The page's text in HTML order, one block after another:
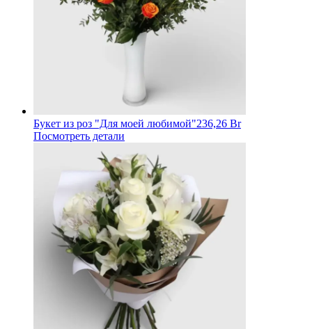
Букет из роз "Для моей любимой"236,26 Br
Посмотреть детали